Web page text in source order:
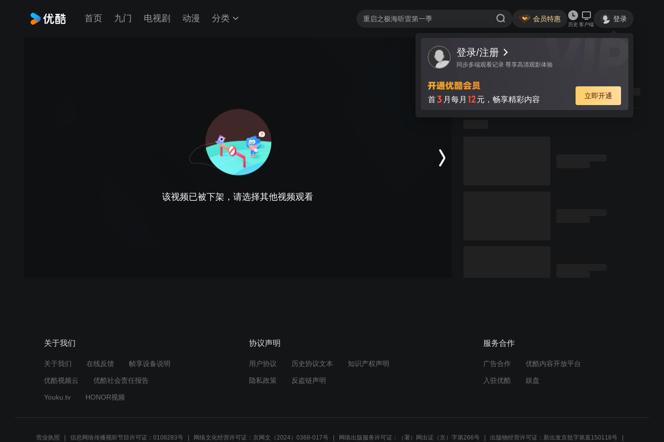
首页 九门 电视剧 动漫 分类 会员特惠
历史 客户端
登录
登录/注册
同步多端观看记录 尊享高清观影体验
首3 月每月 12元，畅享精彩内容 立即开通
该视频已被下架，请选择其他视频观看
关于我们
关于我们 在线反馈 帧享设备说明
优酷视频云 优酷社会责任报告
Youku.tv HONOR视频
协议声明
用户协议 历史协议文本 知识产权声明
隐私政策 反盗链声明
服务合作
广告合作 优酷内容开放平台
入驻优酷 娱盘
营业执照 信息网络传播视听节目许可证：0108283号 网络文化经营许可证：京网文（2024）0368-017号 网络出版服务许可证：（署）网出证（京）字第266号 出版物经营许可证：新出发京批字第直150118号